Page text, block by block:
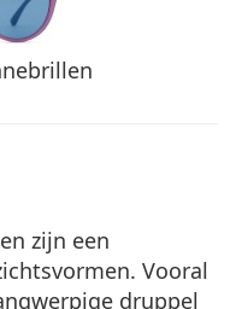
zijn een
Vooral
druppel